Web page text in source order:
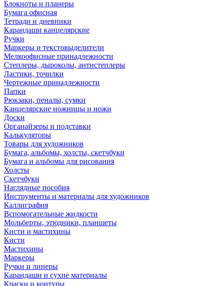
Блокноты и планеры
Бумага офисная
Тетради и дневники
Карандаши канцелярские
Ручки
Маркеры и текстовыделители
Мелкоофисные принадлежности
Степлеры, дыроколы, антистеплеры
Ластики, точилки
Чертежные принадлежности
Папки
Рюкзаки, пеналы, сумки
Канцелярские ножницы и ножи
Доски
Органайзеры и подставки
Калькуляторы
Товары для художников
Бумага, альбомы, холсты, скетчбуки
Бумага и альбомы для рисования
Холсты
Скетчбуки
Наглядные пособия
Инструменты и материалы для художников
Каллиграфия
Вспомогательные жидкости
Мольберты, этюдники, планшеты
Кисти и мастихины
Кисти
Мастихины
Маркеры
Ручки и линеры
Карандаши и сухие материалы
Краски и контуры